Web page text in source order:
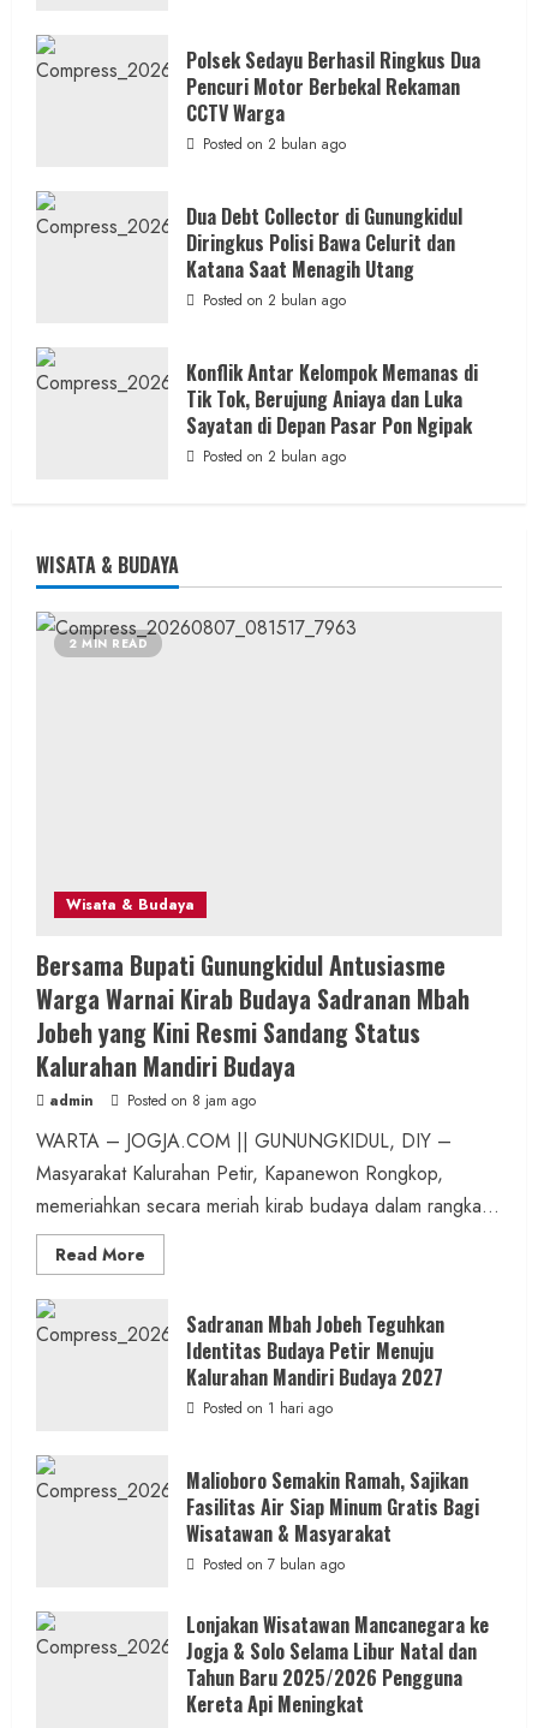
Gunungkidul
Polsek Sedayu Berhasil Ringkus Dua
Pencuri Motor Berbekal Rekaman
CCTV Warga
Posted on 2 bulan ago
Dua Debt Collector di Gunungkidul
Diringkus Polisi Bawa Celurit dan
Katana Saat Menagih Utang
Posted on 2 bulan ago
Konflik Antar Kelompok Memanas di
Tik Tok, Berujung Aniaya dan Luka
Sayatan di Depan Pasar Pon Ngipak
Posted on 2 bulan ago
WISATA & BUDAYA
2 MIN READ
Wisata & Budaya
Bersama Bupati Gunungkidul Antusiasme
Warga Warnai Kirab Budaya Sadranan Mbah
Jobeh yang Kini Resmi Sandang Status
Kalurahan Mandiri Budaya
admin Posted on 8 jam ago
WARTA – JOGJA.COM || GUNUNGKIDUL, DIY –
Masyarakat Kalurahan Petir, Kapanewon Rongkop,
memeriahkan secara meriah kirab budaya dalam rangka...
Read More
more
Bupati
Gunungkidul
Antusiasme
Warga
Warnai
Jobeh
yang
Resmi
Sandang
Status
Kalurahan
Sadranan Mbah Jobeh Teguhkan
Identitas Budaya Petir Menuju
Kalurahan Mandiri Budaya 2027
Posted on 1 hari ago
Malioboro Semakin Ramah, Sajikan
Fasilitas Air Siap Minum Gratis Bagi
Wisatawan & Masyarakat
Posted on 7 bulan ago
Lonjakan Wisatawan Mancanegara ke
Jogja & Solo Selama Libur Natal dan
Tahun Baru 2025/2026 Pengguna
Kereta Api Meningkat